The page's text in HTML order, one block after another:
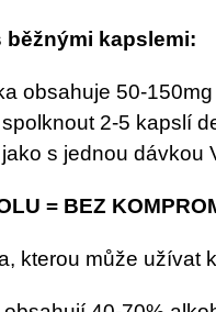
běžnými kapslemi:
obsahuje 50-
2-5 kapslí
s jednou dávkou
= BEZ
kterou může užívat